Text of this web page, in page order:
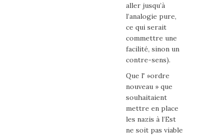
aller jusqu’à
l’analogie pure,
ce qui serait
commettre une
facilité, sinon un
contre-sens).
Que l' »ordre
nouveau » que
souhaitaient
mettre en place
les nazis à l’Est
ne soit pas viable